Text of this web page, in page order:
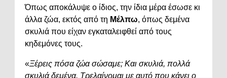
Όπως αποκάλυψε ο ίδιος, την ίδια μέρα έσωσε κι
άλλα ζώα, εκτός από τη Μέλπω, όπως δεμένα
σκυλιά που είχαν εγκαταλειφθεί από τους
κηδεμόνες τους.
«Ξέρεις πόσα ζώα σώσαμε; Και σκυλιά, πολλά
σκυλιά δεμένα. Τρελαίνομαι με αυτό που κάνει ο